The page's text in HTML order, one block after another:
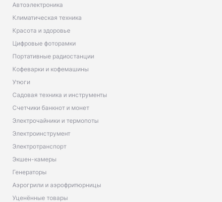
Автоэлектроника
Климатическая техника
Красота и здоровье
Цифровые фоторамки
Портативные радиостанции
Кофеварки и кофемашины
Утюги
Садовая техника и инструменты
Счетчики банкнот и монет
Электрочайники и термопоты
Электроинструмент
Электротранспорт
Экшен-камеры
Генераторы
Аэрогрили и аэрофритюрницы
Уценённые товары